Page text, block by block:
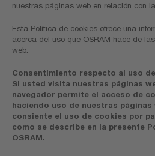
nuestras páginas web en relación con
Esta Política de cookies ofrece una
acerca del uso que OSRAM hace de
web.
Consentimiento respecto al uso
Si usted visita nuestras páginas
navegador permite el acceso de
haciendo uso de nuestras
consiente el uso de cookies por
como se describe en la presente
OSRAM.